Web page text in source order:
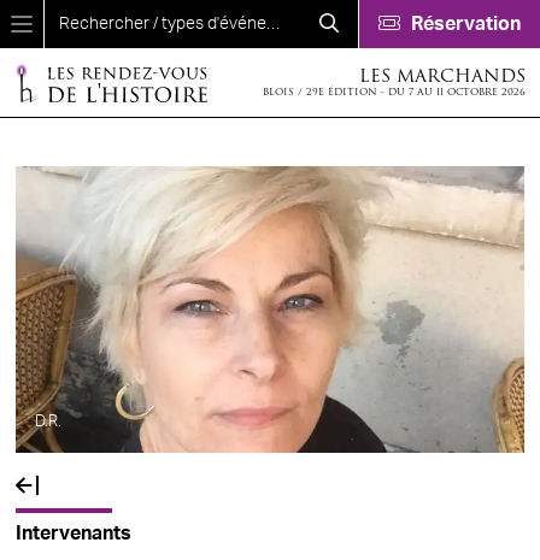
Aller au contenu principal
Réservation
LES MARCHANDS
BLOIS / 29E ÉDITION - DU 7 AU 11 OCTOBRE 2026
D.R.
Fil d'Ariane
Intervenants